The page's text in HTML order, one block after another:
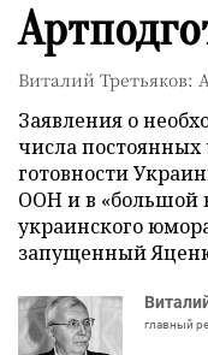
Виталий Третьяков:
Заявления о
числа
готовности
ООН и в «большой
украинского
запущенный
главный